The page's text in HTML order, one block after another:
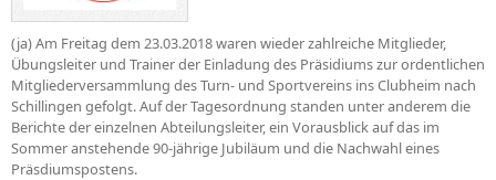
(ja) Am Freitag dem 23.03.2018 waren wieder zahlreiche Mitglieder,
Übungsleiter und Trainer der Einladung des Präsidiums zur ordentlichen
Mitgliederversammlung des Turn- und Sportvereins ins Clubheim nach
Schillingen gefolgt. Auf der Tagesordnung standen unter anderem die
Berichte der einzelnen Abteilungsleiter, ein Vorausblick auf das im
Sommer anstehende 90-jährige Jubiläum und die Nachwahl eines
Präsdiumspostens.